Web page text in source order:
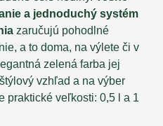
a jednoduchý systém
zaručujú pohodlné
a to doma, na výlete či v
zelená farba jej
vzhľad a na výber
praktické veľkosti: 0,5 l a 1